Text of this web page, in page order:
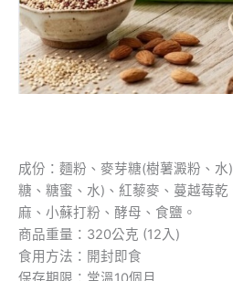
成份：麵粉、麥芽糖(樹薯澱粉、
糖、糖蜜、水)、紅藜麥、蔓越莓
麻、小蘇打粉、酵母、食鹽。
商品重量：320公克 (12入)
食用方法：開封即食